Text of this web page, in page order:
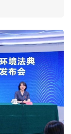
关”
正落地生“金”
比增长5.8%
样传承铁人精